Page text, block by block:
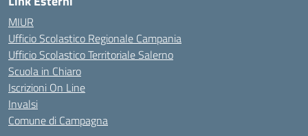
MIUR
Ufficio Scolastico Regionale Campania
Ufficio Scolastico Territoriale Salerno
Scuola in Chiaro
Iscrizioni On Line
Invalsi
Comune di Campagna